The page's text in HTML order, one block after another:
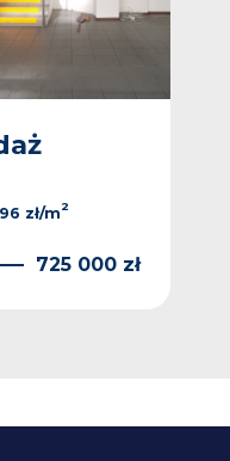
zł/m2
725 000 zł